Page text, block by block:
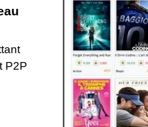
P2P